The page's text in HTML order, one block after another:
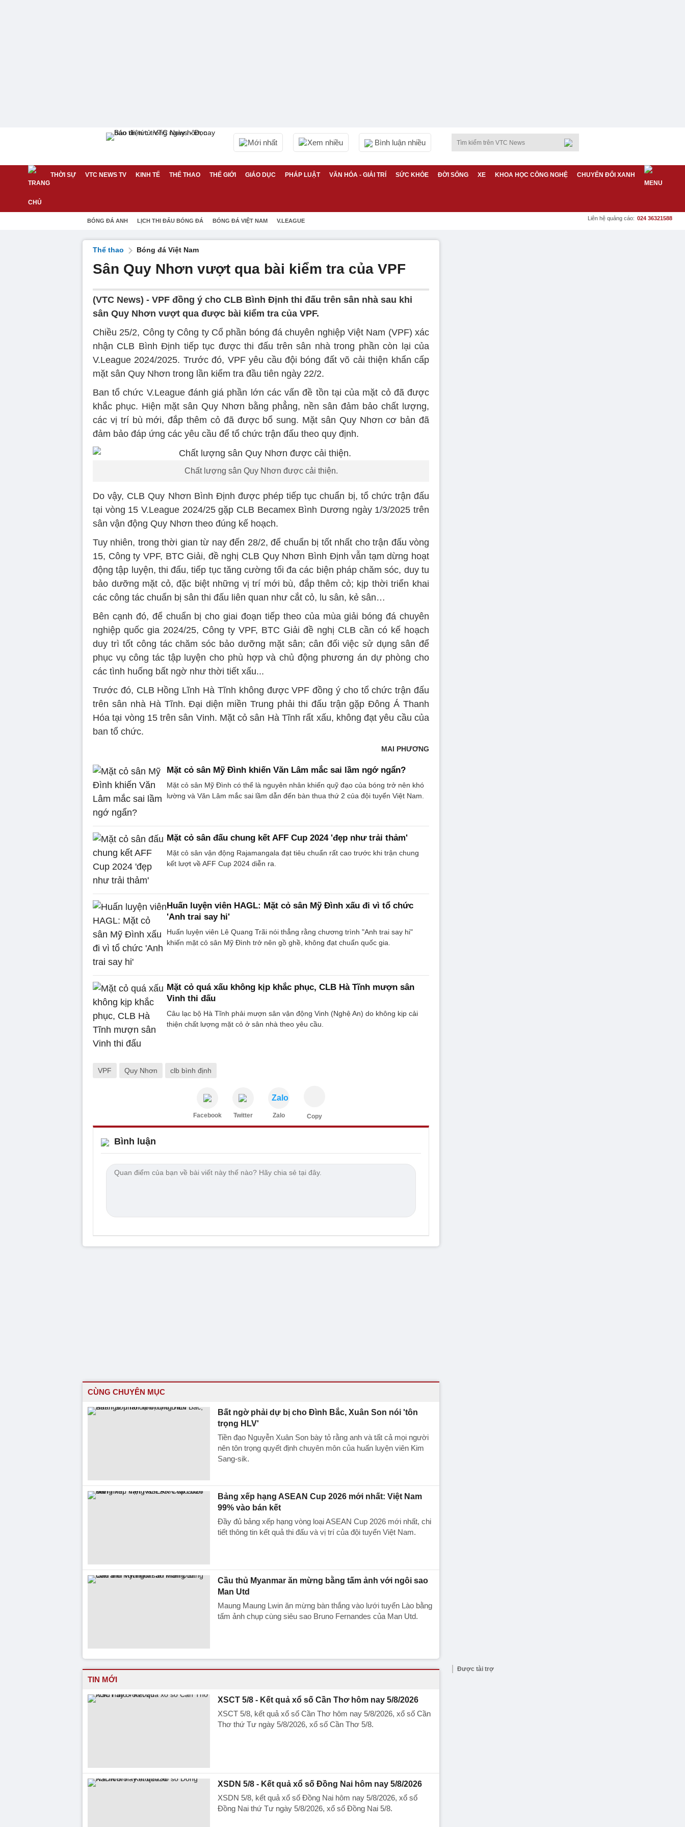
Mới nhất Xem nhiều Bình luận nhiều
THỜI SỰ VTC NEWS TV KINH TẾ THỂ THAO THẾ GIỚI GIÁO DỤC PHÁP LUẬT VĂN HÓA - GIẢI TRÍ SỨC KHỎE ĐỜI SỐNG XE KHOA HỌC CÔNG NGHỆ CHUYỂN ĐỔI XANH
BÓNG ĐÁ ANH LỊCH THI ĐẤU BÓNG ĐÁ BÓNG ĐÁ VIỆT NAM V.LEAGUE Liên hệ quảng cáo: 024 36321588
Thể thao Bóng đá Việt Nam
Sân Quy Nhơn vượt qua bài kiểm tra của VPF
(VTC News) - VPF đồng ý cho CLB Bình Định thi đấu trên sân nhà sau khi
sân Quy Nhơn vượt qua được bài kiểm tra của VPF.
Chiều 25/2, Công ty Công ty Cổ phần bóng đá chuyên nghiệp Việt Nam (VPF) xác
nhận CLB Bình Định tiếp tục được thi đấu trên sân nhà trong phần còn lại của
V.League 2024/2025. Trước đó, VPF yêu cầu đội bóng đất võ cải thiện khẩn cấp
mặt sân Quy Nhơn trong lần kiểm tra đầu tiên ngày 22/2.
Ban tổ chức V.League đánh giá phần lớn các vấn đề tồn tại của mặt cỏ đã được
khắc phục. Hiện mặt sân Quy Nhơn bằng phẳng, nền sân đảm bảo chất lượng,
các vị trí bù mới, đắp thêm cỏ đã được bổ sung. Mặt sân Quy Nhơn cơ bản đã
đảm bảo đáp ứng các yêu cầu để tổ chức trận đấu theo quy định.
Chất lượng sân Quy Nhơn được cải thiện.
Do vậy, CLB Quy Nhơn Bình Định được phép tiếp tục chuẩn bị, tổ chức trận đấu
tại vòng 15 V.League 2024/25 gặp CLB Becamex Bình Dương ngày 1/3/2025 trên
sân vận động Quy Nhơn theo đúng kế hoạch.
Tuy nhiên, trong thời gian từ nay đến 28/2, để chuẩn bị tốt nhất cho trận đấu vòng
15, Công ty VPF, BTC Giải, đề nghị CLB Quy Nhơn Bình Định vẫn tạm dừng hoạt
động tập luyện, thi đấu, tiếp tục tăng cường tối đa các biện pháp chăm sóc, duy tu
bảo dưỡng mặt cỏ, đặc biệt những vị trí mới bù, đắp thêm cỏ; kịp thời triển khai
các công tác chuẩn bị sân thi đấu liên quan như cắt cỏ, lu sân, kẻ sân…
Bên cạnh đó, để chuẩn bị cho giai đoạn tiếp theo của mùa giải bóng đá chuyên
nghiệp quốc gia 2024/25, Công ty VPF, BTC Giải đề nghị CLB cần có kế hoạch
duy trì tốt công tác chăm sóc bảo dưỡng mặt sân; cân đối việc sử dụng sân để
phục vụ công tác tập luyện cho phù hợp và chủ động phương án dự phòng cho
các tình huống bất ngờ như thời tiết xấu...
Trước đó, CLB Hồng Lĩnh Hà Tĩnh không được VPF đồng ý cho tổ chức trận đấu
trên sân nhà Hà Tĩnh. Đại diện miền Trung phải thi đấu trận gặp Đông Á Thanh
Hóa tại vòng 15 trên sân Vinh. Mặt cỏ sân Hà Tĩnh rất xấu, không đạt yêu cầu của
ban tổ chức.
MAI PHƯƠNG
Mặt cỏ sân Mỹ Đình khiến Văn Lâm mắc sai lầm ngớ ngẩn?
Mặt cỏ sân Mỹ Đình có thể là nguyên nhân khiến quỹ đạo của bóng trở nên khó
lường và Văn Lâm mắc sai lầm dẫn đến bàn thua thứ 2 của đội tuyển Việt Nam.
Mặt cỏ sân đấu chung kết AFF Cup 2024 'đẹp như trải thảm'
Mặt cỏ sân vận động Rajamangala đạt tiêu chuẩn rất cao trước khi trận chung
kết lượt về AFF Cup 2024 diễn ra.
Huấn luyện viên HAGL: Mặt cỏ sân Mỹ Đình xấu đi vì tổ chức
'Anh trai say hi'
Huấn luyện viên Lê Quang Trãi nói thẳng rằng chương trình "Anh trai say hi"
khiến mặt cỏ sân Mỹ Đình trở nên gồ ghề, không đạt chuẩn quốc gia.
Mặt cỏ quá xấu không kịp khắc phục, CLB Hà Tĩnh mượn sân
Vinh thi đấu
Câu lạc bộ Hà Tĩnh phải mượn sân vận động Vinh (Nghệ An) do không kịp cải
thiện chất lượng mặt cỏ ở sân nhà theo yêu cầu.
VPF Quy Nhơn clb bình định
Facebook Twitter
Zalo
Zalo Copy
Bình luận
CÙNG CHUYÊN MỤC
Bất ngờ phải dự bị cho Đình Bắc, Xuân Son nói 'tôn
trọng HLV'
Tiền đạo Nguyễn Xuân Son bày tỏ rằng anh và tất cả mọi người
nên tôn trọng quyết định chuyên môn của huấn luyện viên Kim
Sang-sik.
Bảng xếp hạng ASEAN Cup 2026 mới nhất: Việt Nam
99% vào bán kết
Đầy đủ bảng xếp hạng vòng loại ASEAN Cup 2026 mới nhất, chi
tiết thông tin kết quả thi đấu và vị trí của đội tuyển Việt Nam.
Cầu thủ Myanmar ăn mừng bằng tấm ảnh với ngôi sao
Man Utd
Maung Maung Lwin ăn mừng bàn thắng vào lưới tuyển Lào bằng
tấm ảnh chụp cùng siêu sao Bruno Fernandes của Man Utd.
TIN MỚI
XSCT 5/8 - Kết quả xổ số Cần Thơ hôm nay 5/8/2026
XSCT 5/8, kết quả xổ số Cần Thơ hôm nay 5/8/2026, xổ số Cần
Thơ thứ Tư ngày 5/8/2026, xổ số Cần Thơ 5/8.
XSDN 5/8 - Kết quả xổ số Đồng Nai hôm nay 5/8/2026
XSDN 5/8, kết quả xổ số Đồng Nai hôm nay 5/8/2026, xổ số
Đồng Nai thứ Tư ngày 5/8/2026, xổ số Đồng Nai 5/8.
Được tài trợ